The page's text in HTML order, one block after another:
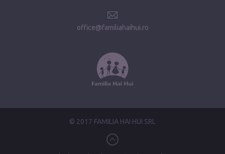
office@familiahaihui.ro
© 2017 FAMILIA HAI HUI SRL